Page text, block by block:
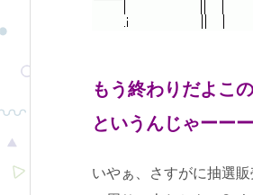
もう終わりだよこ
というんじゃーー
いやぁ、さすがに抽選